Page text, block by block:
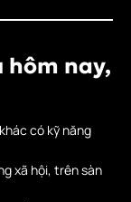
hôm nay,
có kỹ năng
xã hội, trên sàn